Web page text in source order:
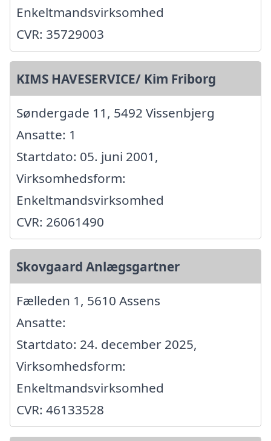
Enkeltmandsvirksomhed
CVR: 35729003
KIMS HAVESERVICE/ Kim Friborg
Søndergade 11, 5492 Vissenbjerg
Ansatte: 1
Startdato: 05. juni 2001,
Virksomhedsform:
Enkeltmandsvirksomhed
CVR: 26061490
Skovgaard Anlægsgartner
Fælleden 1, 5610 Assens
Ansatte:
Startdato: 24. december 2025,
Virksomhedsform:
Enkeltmandsvirksomhed
CVR: 46133528